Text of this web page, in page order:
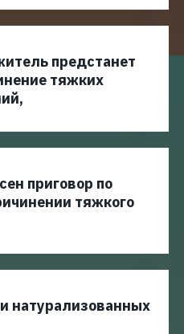
предстанет
тяжких
приговор по
тяжкого
натурализованных